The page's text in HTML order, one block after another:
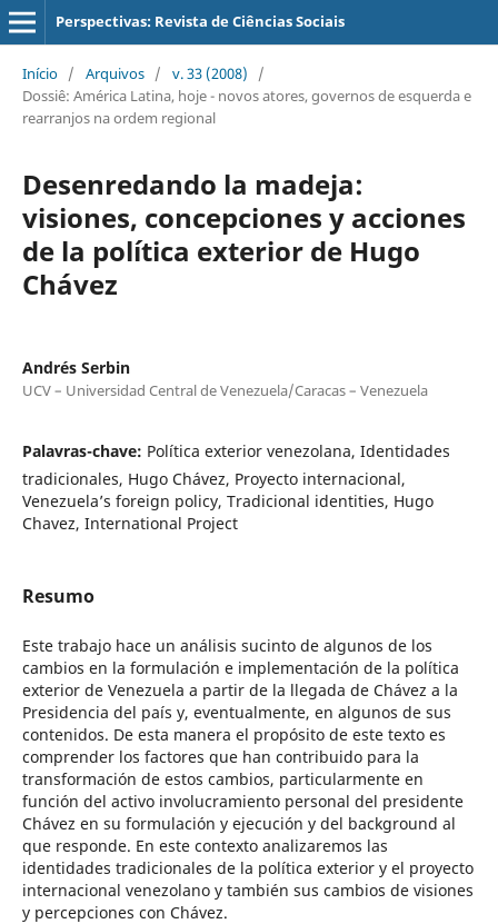
Perspectivas: Revista de Ciências Sociais
Início / Arquivos / v. 33 (2008)
/
Dossiê: América Latina, hoje - novos atores, governos de esquerda e
rearranjos na ordem regional
Desenredando la madeja:
visiones, concepciones y acciones
de la política exterior de Hugo
Chávez
Andrés Serbin
UCV – Universidad Central de Venezuela/Caracas – Venezuela
Palavras-chave: Política exterior venezolana, Identidades
tradicionales, Hugo Chávez, Proyecto internacional,
Venezuela’s foreign policy, Tradicional identities, Hugo
Chavez, International Project
Resumo
Este trabajo hace un análisis sucinto de algunos de los
cambios en la formulación e implementación de la política
exterior de Venezuela a partir de la llegada de Chávez a la
Presidencia del país y, eventualmente, en algunos de sus
contenidos. De esta manera el propósito de este texto es
comprender los factores que han contribuido para la
transformación de estos cambios, particularmente en
función del activo involucramiento personal del presidente
Chávez en su formulación y ejecución y del background al
que responde. En este contexto analizaremos las
identidades tradicionales de la política exterior y el proyecto
internacional venezolano y también sus cambios de visiones
y percepciones con Chávez.